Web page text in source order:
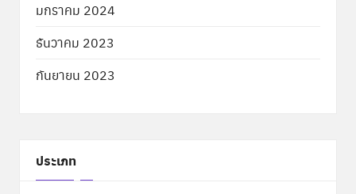
มกราคม 2024
ธันวาคม 2023
กันยายน 2023
ประเภท